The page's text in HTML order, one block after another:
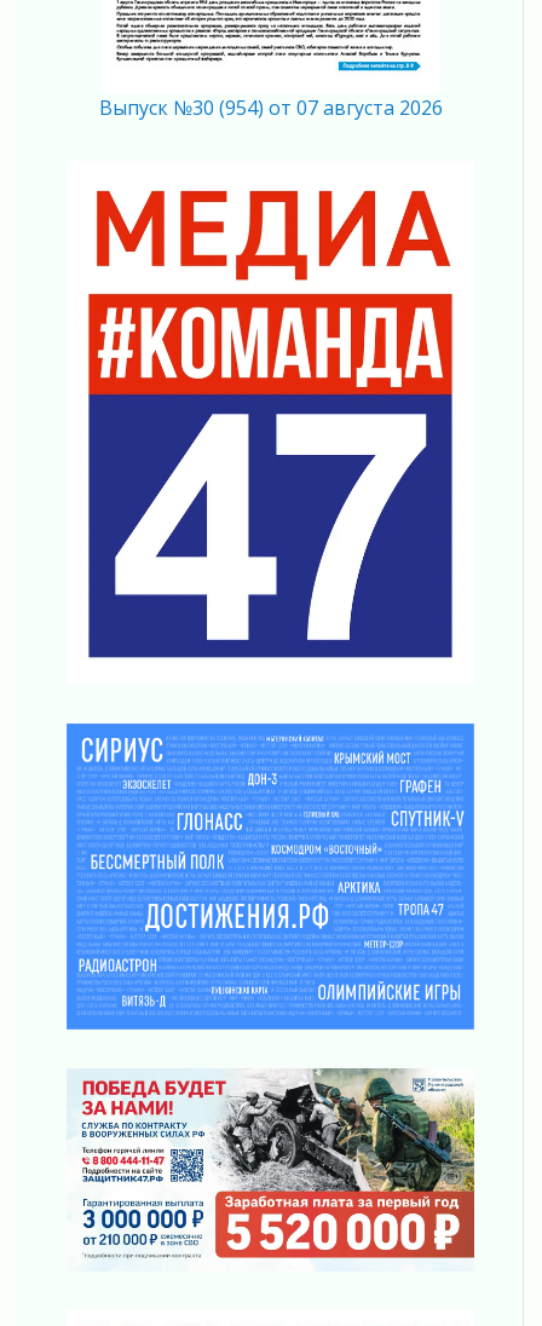
Полумрак бьёт по карману
04 августа 2026
04 августа 2026
Регион готовится к выборам
04 августа 2026
Никакого принуждения, только письменное
согласие
04 августа 2026
Без риска для здоровья и кошелька
04 августа 2026
Важная информация
Что делать со сбережениями
Награды нашли строителей
03 августа 2026
Ленобласть повышает производительность
труда в ЖКХ
Поддержка волонтерских объединений
часа
03 августа 2026
Музеи Ленобласти обновляют пространства
03 августа 2026
Новая площадка: 2027
03 августа 2026
Часть медиков в Ленобласти сможет
рассчитывать на доплату от региона
03 августа 2026
За сутки в Ленинградской области
ликвидировали 10 пожаров
03 августа 2026
Клюква наливается, но в корзинку пока не
просится
03 августа 2026
Строительные компании Ленобласти
подняли зарплаты почти на 40% за год
03 августа 2026
Шесть новых жизней в честь дня рождения
Ленинградской области
Выпуск №30 (954) от 07 августа 2026